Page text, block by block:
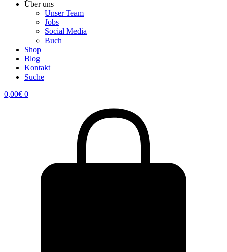
Über uns
Unser Team
Jobs
Social Media
Buch
Shop
Blog
Kontakt
Suche
0,00€ 0